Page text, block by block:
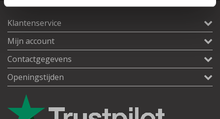
Klantenservice
Mijn account
Contactgegevens
Openingstijden